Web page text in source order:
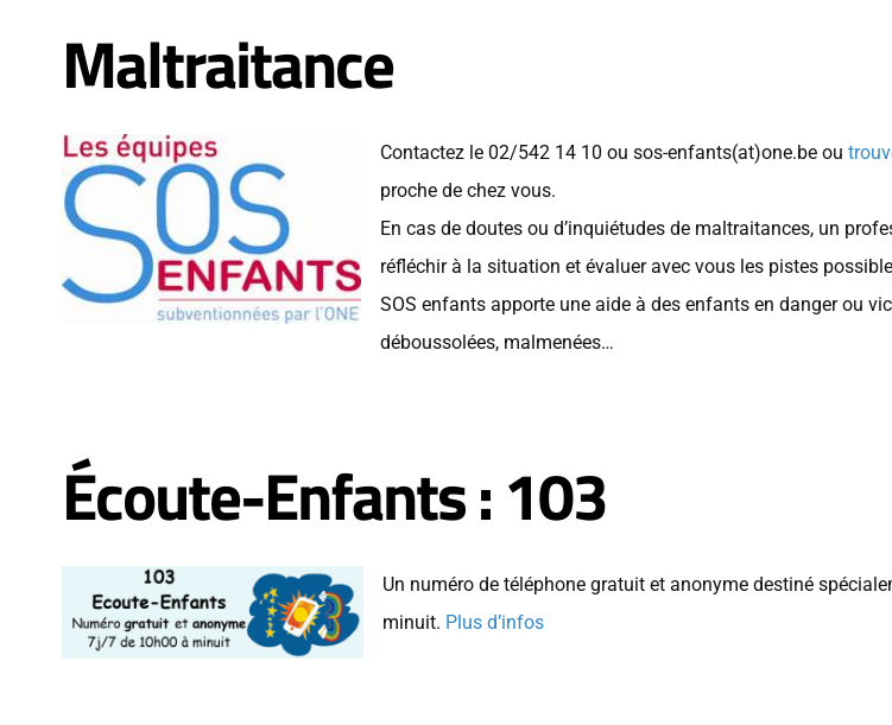
Maltraitance
Contactez le 02/542 14 10 ou sos-enfants(at)one.be ou
proche de chez vous.
En cas de doutes ou d’inquiétudes de maltraitances, un
réfléchir à la situation et évaluer avec vous les pistes
SOS enfants apporte une aide à des enfants en danger ou
déboussolées, malmenées…
Écoute-Enfants : 103
Un numéro de téléphone gratuit et anonyme destiné
minuit. Plus d’infos